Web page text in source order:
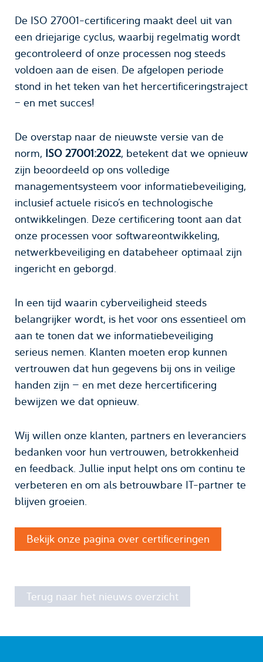
De ISO 27001-certificering maakt deel uit van
een driejarige cyclus, waarbij regelmatig wordt
gecontroleerd of onze processen nog steeds
voldoen aan de eisen. De afgelopen periode
stond in het teken van het hercertificeringstraject
– en met succes!
De overstap naar de nieuwste versie van de
norm, ISO 27001:2022, betekent dat we opnieuw
zijn beoordeeld op ons volledige
managementsysteem voor informatiebeveiliging,
inclusief actuele risico’s en technologische
ontwikkelingen. Deze certificering toont aan dat
onze processen voor softwareontwikkeling,
netwerkbeveiliging en databeheer optimaal zijn
ingericht en geborgd.
In een tijd waarin cyberveiligheid steeds
belangrijker wordt, is het voor ons essentieel om
aan te tonen dat we informatiebeveiliging
serieus nemen. Klanten moeten erop kunnen
vertrouwen dat hun gegevens bij ons in veilige
handen zijn — en met deze hercertificering
bewijzen we dat opnieuw.
Wij willen onze klanten, partners en leveranciers
bedanken voor hun vertrouwen, betrokkenheid
en feedback. Jullie input helpt ons om continu te
verbeteren en om als betrouwbare IT-partner te
blijven groeien.
Bekijk onze pagina over certificeringen
Terug naar het nieuws overzicht